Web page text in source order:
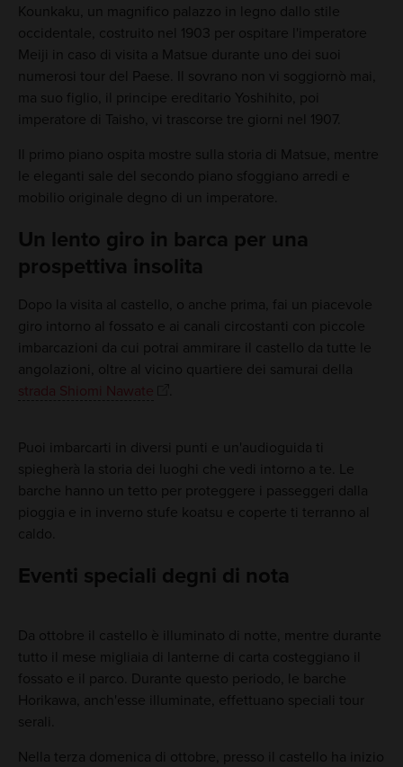
Kounkaku, un magnifico palazzo in legno dallo stile
occidentale, costruito nel 1903 per ospitare l'imperatore
Meiji in caso di visita a Matsue durante uno dei suoi
numerosi tour del Paese. Il sovrano non vi soggiornò mai,
ma suo figlio, il principe ereditario Yoshihito, poi
imperatore di Taisho, vi trascorse tre giorni nel 1907.
Il primo piano ospita mostre sulla storia di Matsue, mentre
le eleganti sale del secondo piano sfoggiano arredi e
mobilio originale degno di un imperatore.
Un lento giro in barca per una
prospettiva insolita
Dopo la visita al castello, o anche prima, fai un piacevole
giro intorno al fossato e ai canali circostanti con piccole
imbarcazioni da cui potrai ammirare il castello da tutte le
angolazioni, oltre al vicino quartiere dei samurai della
strada Shiomi Nawate
Puoi imbarcarti in diversi punti e un'audioguida ti
spiegherà la storia dei luoghi che vedi intorno a te. Le
barche hanno un tetto per proteggere i passeggeri dalla
pioggia e in inverno stufe koatsu e coperte ti terranno al
caldo.
Eventi speciali degni di nota
Da ottobre il castello è illuminato di notte, mentre durante
tutto il mese migliaia di lanterne di carta costeggiano il
fossato e il parco. Durante questo periodo, le barche
Horikawa, anch'esse illuminate, effettuano speciali tour
serali.
Nella terza domenica di ottobre, presso il castello ha inizio